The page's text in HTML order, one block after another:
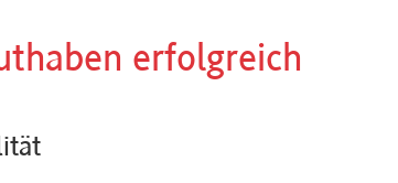
erfolgreich